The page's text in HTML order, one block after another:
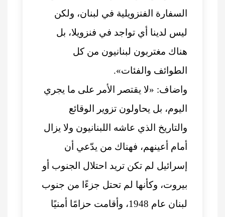
السفارة الفنزويلية في لبنان، ولكن
ليس لدينا أي تواجد في فنزويلا، بل
هناك مغتربون لبنانيون من كل
الطوائف والفئات».
واضاف: «لا يقتصر الأمر على ما يجري
اليوم، بل يحاولون تزوير الوقائع
والتاريخ الذي عاشه اللبنانيون ولا يزال
أمام أعينهم، فهناك من يدّعي أن
إسرائيل لم تكن تريد احتلال الجنوب أو
بيروت، وكأنها لم تحتل جزءًا من جنوب
لبنان عام 1948، وأقامت حزامًا أمنيًا